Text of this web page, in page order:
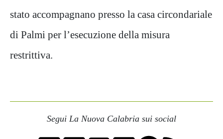
stato accompagnano presso la casa circondariale
di Palmi per l’esecuzione della misura
restrittiva.
Segui La Nuova Calabria sui social